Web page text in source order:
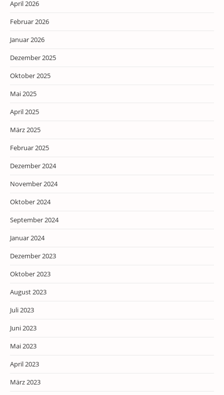
April 2026
Februar 2026
Januar 2026
Dezember 2025
Oktober 2025
Mai 2025
April 2025
März 2025
Februar 2025
Dezember 2024
November 2024
Oktober 2024
September 2024
Januar 2024
Dezember 2023
Oktober 2023
August 2023
Juli 2023
Juni 2023
Mai 2023
April 2023
März 2023